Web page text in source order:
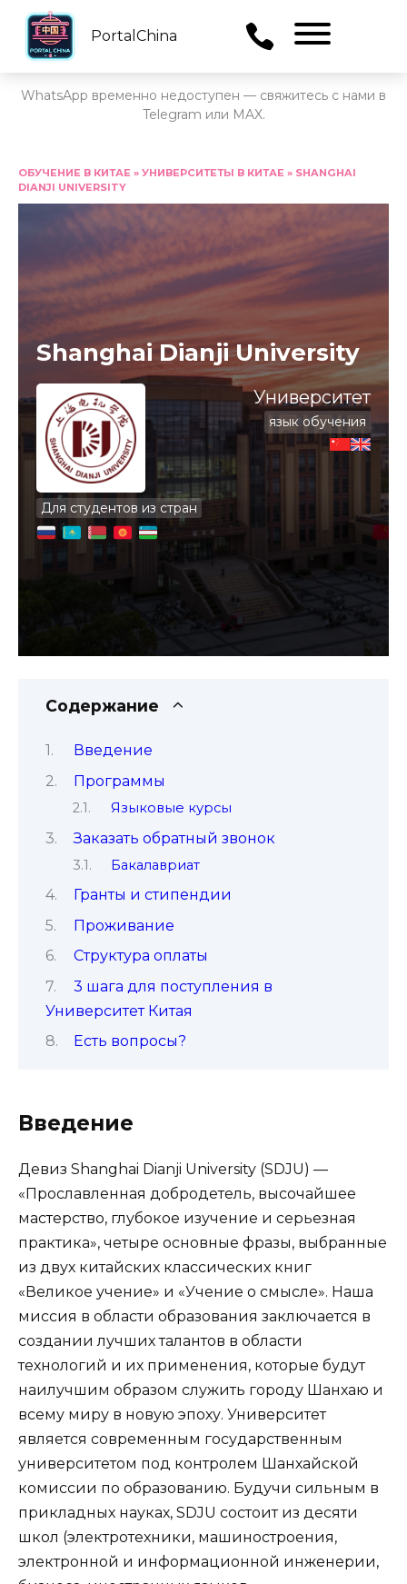
PortalChina
WhatsApp временно недоступен — свяжитесь с нами в
Telegram или MAX.
содержанию
ОБУЧЕНИЕ В КИТАЕ » УНИВЕРСИТЕТЫ В КИТАЕ » SHANGHAI
DIANJI UNIVERSITY
Shanghai Dianji University
Для студентов из стран
Университет
язык обучения
Содержание
Введение
Программы
Языковые курсы
Заказать обратный звонок
Бакалавриат
Гранты и стипендии
Проживание
Структура оплаты
3 шага для поступления в
Университет Китая
Есть вопросы?
Введение
Девиз Shanghai Dianji University (SDJU) —
«Прославленная добродетель, высочайшее
мастерство, глубокое изучение и серьезная
практика», четыре основные фразы, выбранные
из двух китайских классических книг
«Великое учение» и «Учение о смысле». Наша
миссия в области образования заключается в
создании лучших талантов в области
технологий и их применения, которые будут
наилучшим образом служить городу Шанхаю и
всему миру в новую эпоху. Университет
является современным государственным
университетом под контролем Шанхайской
комиссии по образованию. Будучи сильным в
прикладных науках, SDJU состоит из десяти
школ (электротехники, машиностроения,
электронной и информационной инженерии,